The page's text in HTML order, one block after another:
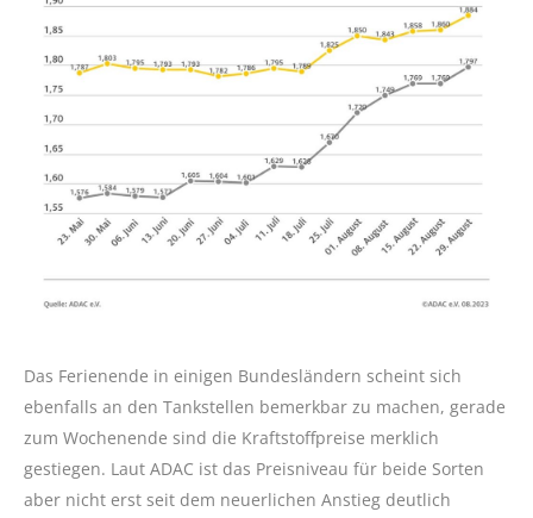
Das Ferienende in einigen Bundesländern scheint sich
ebenfalls an den Tankstellen bemerkbar zu machen, gerade
zum Wochenende sind die Kraftstoffpreise merklich
gestiegen. Laut ADAC ist das Preisniveau für beide Sorten
aber nicht erst seit dem neuerlichen Anstieg deutlich